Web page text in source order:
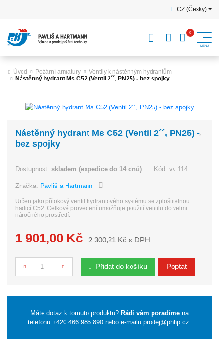
CZ (Česky)
Úvod Požární armatury
Ventily k nástěnným hydrantům
Nástěnný hydrant Ms C52 (Ventil 2´´, PN25) - bez spojky
Nástěnný hydrant Ms C52 (Ventil 2´´, PN25) -
bez spojky
Dostupnost:skladem (expedice do 14 dnů) Kód: vv 114
Značka: Pavliš a Hartmann
Určen jako přítokový ventil hydrantového systému se zploštitelnou
hadicí C52. Celkové provedení umožňuje použití ventilu do velmi
náročného prostředí.
1 901,00 Kč 2 300,21 Kč s DPH
Počet Přidat do košíku Poptat
Máte dotaz k tomuto produktu? Rádi vám poradíme na
telefonu +420 466 985 890 nebo e-mailu prodej@phhp.cz.